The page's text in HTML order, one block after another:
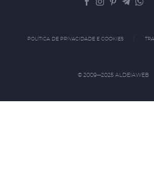
POLÍTICA DE PRIVACIDADE E COOKIES
© 2009—2025 ALDEIAWEB